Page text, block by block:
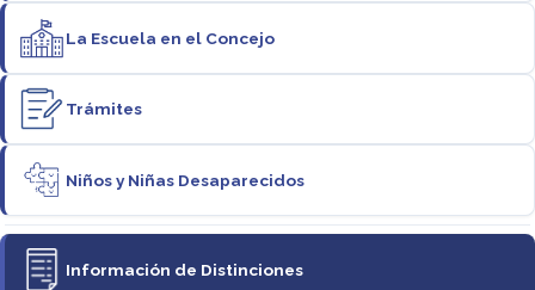
La Escuela en el Concejo
Trámites
Niños y Niñas Desaparecidos
Información de Distinciones